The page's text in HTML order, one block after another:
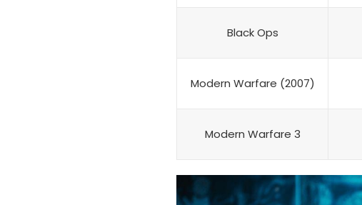
Black Ops
Modern Warfare (2007)
Modern Warfare 3